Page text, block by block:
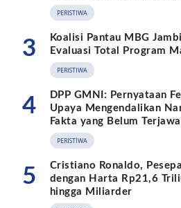
PERISTIWA
3
Koalisi Pantau MBG
Evaluasi Total Program
PERISTIWA
4
DPP GMNI: Pernyataan
Upaya Mengendalikan
Fakta yang Belum
PERISTIWA
5
Cristiano Ronaldo,
dengan Harta Rp21,6
hingga Miliarder